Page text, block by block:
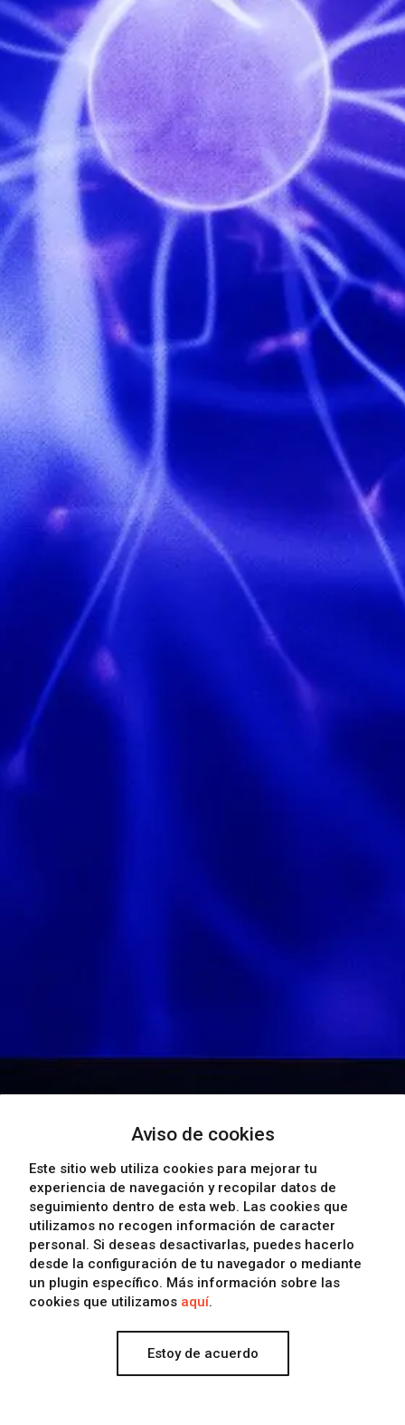
Destaca 2016
Aviso de cookies
Este sitio web utiliza cookies para mejorar tu
experiencia de navegación y recopilar datos de
seguimiento dentro de esta web. Las cookies que
utilizamos no recogen información de caracter
personal. Si deseas desactivarlas, puedes hacerlo
desde la configuración de tu navegador o mediante
un plugin específico. Más información sobre las
cookies que utilizamos aquí.
Estoy de acuerdo